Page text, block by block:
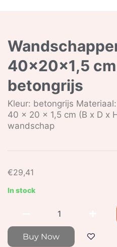
40x20x1,5
betongrijs
Kleur: betongrijs
40 x 20 x 1,5 cm (B x D x
wandschap
€29,41
In stock
Buy Now